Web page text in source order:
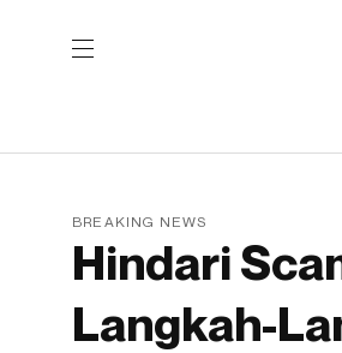
BREAKING NEWS
Hindari
Langkah-